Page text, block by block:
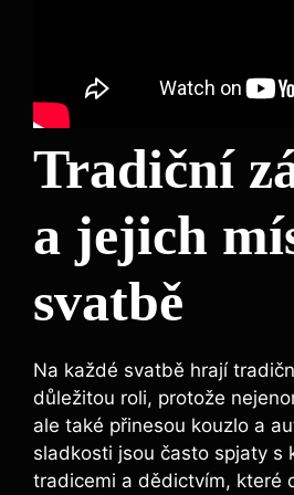
Tradiční
a jejich
svatbě
Na každé svatbě hrají
důležitou roli, protože
ale také přinesou kouzlo a
sladkosti jsou často spjaty s
tradicemi a dědictvím, které